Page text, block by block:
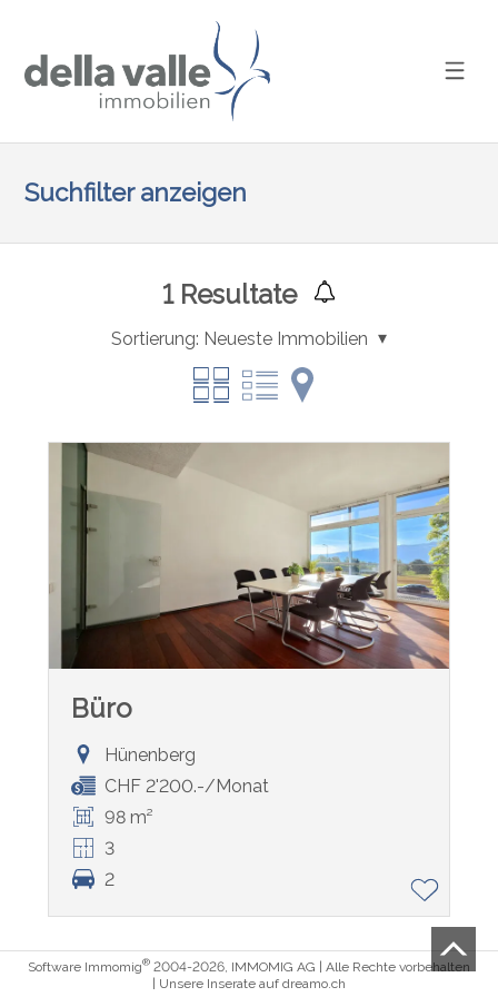
Suchfilter anzeigen
1Resultate
Sortierung: Neueste Immobilien
Büro
Hünenberg
CHF 2'200.-/Monat
98 m²
3
2
Software Immomig® 2004-2026, IMMOMIG AG | Alle Rechte vorbehalten
| Unsere Inserate auf dreamo.ch